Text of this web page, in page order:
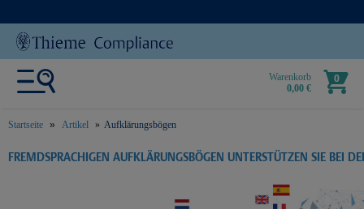
Warenkorb
0,00 €
0
Startseite Artikel Aufklärungsbögen
text.skipToContent
text.skipToNavigation
FREMDSPRACHIGEN AUFKLÄRUNGSBÖGEN UNTERSTÜTZEN SIE BEI